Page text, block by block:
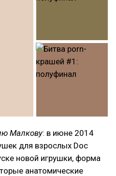
Малкову: в июне 2014
для взрослых Doc
новой игрушки, форма
анатомические